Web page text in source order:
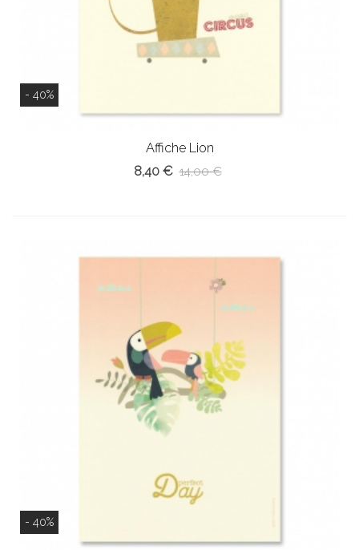
- 40%
Affiche Lion
8,40 € 14,00 €
- 40%